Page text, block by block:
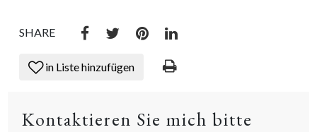
SHARE
in Liste hinzufügen
Kontaktieren Sie mich bitte